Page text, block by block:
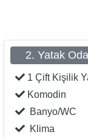
2. Yatak
1 Çift Kişilik
Komodin
Banyo/WC
Klima